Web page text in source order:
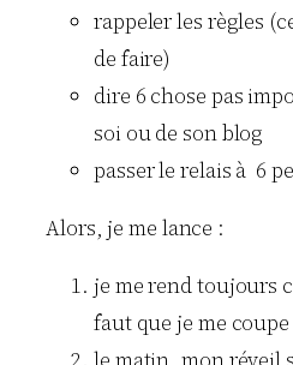
rappeler les règles
de faire)
dire 6 chose pas
soi ou de son blog
passer le relais à 6
Alors, je me lance :
je me rend toujours
faut que je me